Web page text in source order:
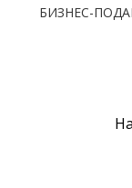
БИЗНЕС-